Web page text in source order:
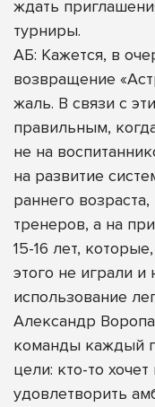
ждать
турниры.
АБ: Кажется, в
возвращение
жаль. В связи с
правильным,
не на
на развитие
раннего
тренеров, а на
15-16 лет,
этого не играли и
использование
Александр
команды каждый
цели: кто-то
удовлетворить